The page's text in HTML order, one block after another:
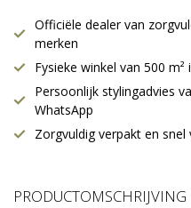
Officiële dealer van
merken
Fysieke winkel van 500
Persoonlijk stylingadvies
WhatsApp
Zorgvuldig verpakt en
PRODUCTOMSCHRIJVING